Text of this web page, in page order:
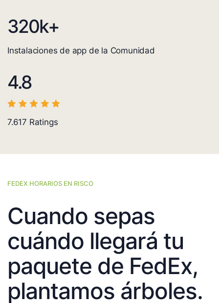
320k+
Instalaciones de app de la Comunidad
4.8
7.617 Ratings
FEDEX HORARIOS EN RISCO
Cuando sepas
cuándo llegará tu
paquete de FedEx,
plantamos árboles.